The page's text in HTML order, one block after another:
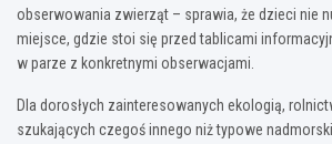
obserwowania zwierząt – sprawia, że dzieci nie
miejsce, gdzie stoi się przed tablicami
w parze z konkretnymi obserwacjami.
Dla dorosłych zainteresowanych ekologią,
szukających czegoś innego niż typowe